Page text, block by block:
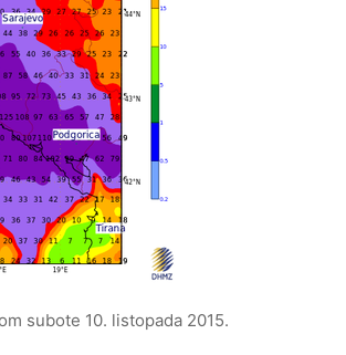
subote 10. listopada 2015.